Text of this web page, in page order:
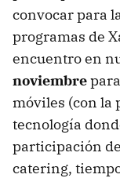
convocar para
programas de
encuentro en
noviembre
móviles (con la
tecnología
participación
catering,